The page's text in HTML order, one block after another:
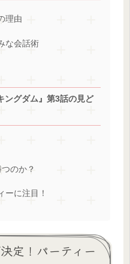
理由
な会話術
ングダム』第3話の見ど
のか？
ーに注目！
定！パーティー